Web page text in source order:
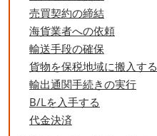
売買契約の締結
海貨業者への依頼
輸送手段の確保
貨物を保税地域に搬入する
輸出通関手続きの実行
B/Lを入手する
代金決済